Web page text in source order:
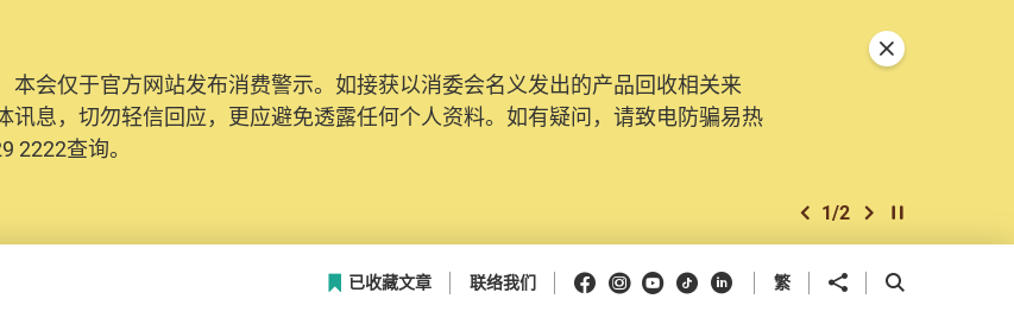
本会仅于官方网站发布消费警示。如接获以消委会名义发出的产品回收相关来
讯息，切勿轻信回应，更应避免透露任何个人资料。如有疑问，请致电防骗易热
2222查询。
上一个
1/2 下一个开始/暂停幻灯
关闭特別通告
已收藏文章 联络我们 Facebook
Instagram
Youtube
抖音领英 繁 分享到 开启搜寻框